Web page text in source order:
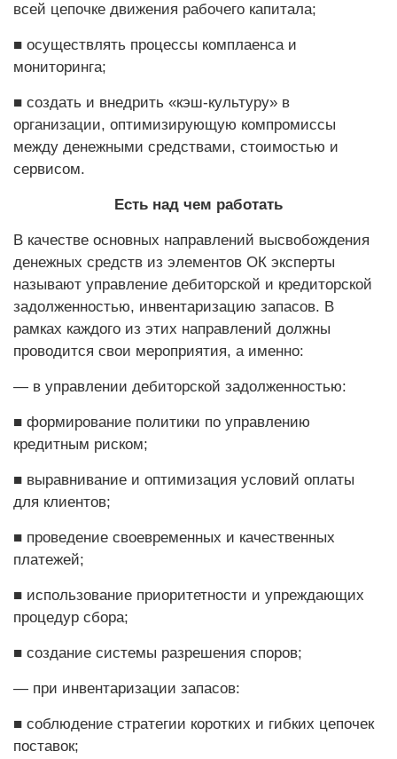
всей цепочке движения рабочего капитала;
■ осуществлять процессы комп­лаенса и
мониторинга;
■ создать и внедрить «кэш-культуру» в
организации, оптимизирующую компромиссы
между денежными средствами, стоимостью и
сервисом.
Есть над чем работать
В качестве основных направлений высвобождения
денежных средств из элементов ОК эксперты
называют управление дебиторской и кредиторской
задолженностью, инвентаризацию запасов. В
рамках каждого из этих направлений должны
проводится свои мероприятия, а именно:
— в управлении дебиторской задолженностью:
■ формирование политики по управлению
кредитным рис­ком;
■ выравнивание и оптимизация условий оплаты
для клиентов;
■ проведение своевременных и качественных
платежей;
■ использование приоритетнос­ти и упреждающих
процедур сбора;
■ создание системы разрешения споров;
— при инвентаризации за­пасов:
■ соблюдение стратегии коротких и гибких цепочек
поставок;